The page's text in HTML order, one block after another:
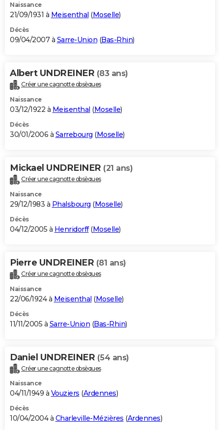
Naissance
21/09/1931 à Meisenthal (Moselle)
Décès
09/04/2007 à Sarre-Union (Bas-Rhin)
Albert UNDREINER (83 ans)
Créer une cagnotte obsèques
Naissance
03/12/1922 à Meisenthal (Moselle)
Décès
30/01/2006 à Sarrebourg (Moselle)
Mickael UNDREINER (21 ans)
Créer une cagnotte obsèques
Naissance
29/12/1983 à Phalsbourg (Moselle)
Décès
04/12/2005 à Henridorff(Moselle)
Pierre UNDREINER (81 ans)
Créer une cagnotte obsèques
Naissance
22/06/1924 à Meisenthal (Moselle)
Décès
11/11/2005 à Sarre-Union (Bas-Rhin)
Daniel UNDREINER (54 ans)
Créer une cagnotte obsèques
Naissance
04/11/1949 à Vouziers (Ardennes)
Décès
10/04/2004 à Charleville-Mézières (Ardennes)